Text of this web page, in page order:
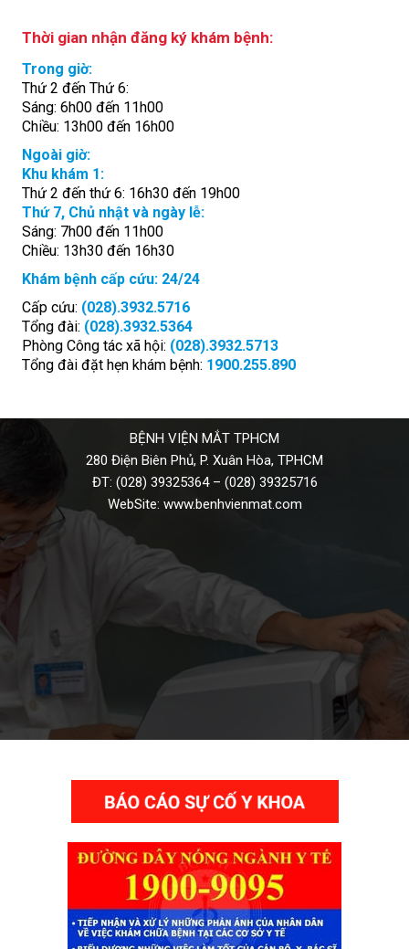
Thời gian nhận đăng ký khám bệnh:
Trong giờ:
Thứ 2 đến Thứ 6:
Sáng: 6h00 đến 11h00
Chiều: 13h00 đến 16h00
Ngoài giờ:
Khu khám 1:
Thứ 2 đến thứ 6: 16h30 đến 19h00
Thứ 7, Chủ nhật và ngày lễ:
Sáng: 7h00 đến 11h00
Chiều: 13h30 đến 16h30
Khám bệnh cấp cứu: 24/24
Cấp cứu: (028).3932.5716
Tổng đài: (028).3932.5364
Phòng Công tác xã hội: (028).3932.5713
Tổng đài đặt hẹn khám bệnh: 1900.255.890
BỆNH VIỆN MẮT TPHCM
280 Điện Biên Phủ, P. Xuân Hòa, TPHCM
ĐT: (028) 39325364– (028) 39325716
WebSite: www.benhvienmat.com